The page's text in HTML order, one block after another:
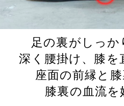
足の裏がしっ
深く腰掛け、膝
座面の前縁と
膝裏の血流